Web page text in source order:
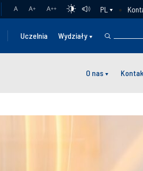
A A+ A++ PL
Uczelnia Wydziały
O nas